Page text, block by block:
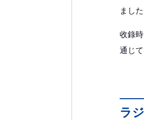
まし
收錄
通じ
ラ